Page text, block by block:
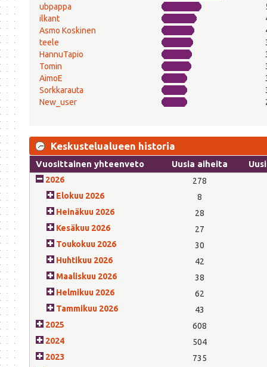
ubpappa
ilkant
Asmo Koskinen
teele
HannuTapio
Tomin
AimoE
Sorkkarauta
New_user
Keskustelualueen historia
Vuosittainen yhteenveto Uusia aiheita
2026
278
Elokuu 2026
8
Heinäkuu 2026
28
Kesäkuu 2026
27
Toukokuu 2026
30
Huhtikuu 2026
42
Maaliskuu 2026
38
Helmikuu 2026
62
Tammikuu 2026
43
2025
608
2024
504
2023
735